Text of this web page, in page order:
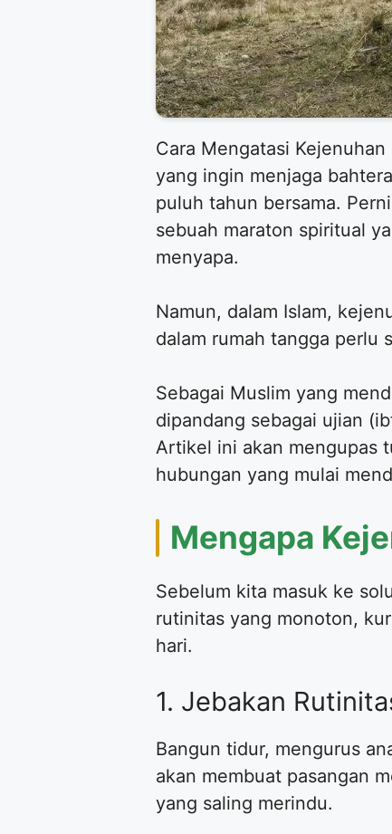
Cara Mengatasi
yang ingin menjaga
puluh tahun bersama.
sebuah maraton spiritual
menyapa.
Namun, dalam Islam,
dalam rumah tangga perlu
Sebagai Muslim yang
dipandang sebagai ujian
Artikel ini akan mengupas
hubungan yang mulai
Mengapa
Sebelum kita masuk ke
rutinitas yang monoton,
hari.
1. Jebakan
Bangun tidur, mengurus
akan membuat pasangan
yang saling merindu.